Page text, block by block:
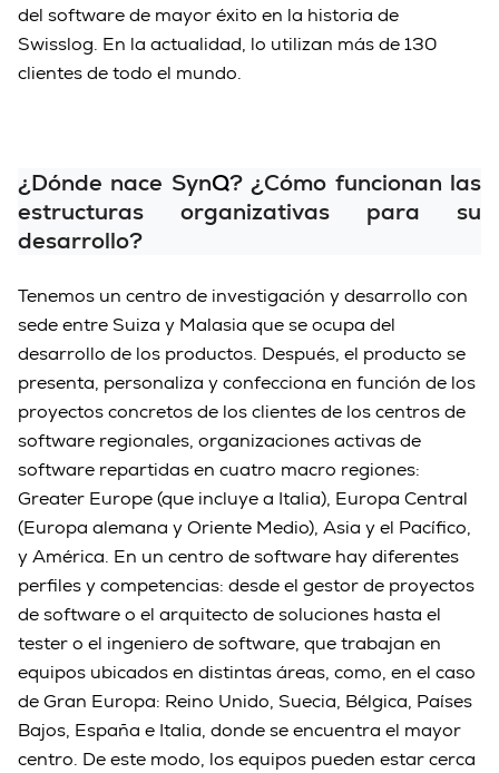
del software de mayor éxito en la historia de
Swisslog. En la actualidad, lo utilizan más de 130
clientes de todo el mundo.
¿Dónde nace SynQ? ¿Cómo funcionan las
estructuras organizativas para su
desarrollo?
Tenemos un centro de investigación y desarrollo con
sede entre Suiza y Malasia que se ocupa del
desarrollo de los productos. Después, el producto se
presenta, personaliza y confecciona en función de los
proyectos concretos de los clientes de los centros de
software regionales, organizaciones activas de
software repartidas en cuatro macro regiones:
Greater Europe (que incluye a Italia), Europa Central
(Europa alemana y Oriente Medio), Asia y el Pacífico,
y América. En un centro de software hay diferentes
perfiles y competencias: desde el gestor de proyectos
de software o el arquitecto de soluciones hasta el
tester o el ingeniero de software, que trabajan en
equipos ubicados en distintas áreas, como, en el caso
de Gran Europa: Reino Unido, Suecia, Bélgica, Países
Bajos, España e Italia, donde se encuentra el mayor
centro. De este modo, los equipos pueden estar cerca